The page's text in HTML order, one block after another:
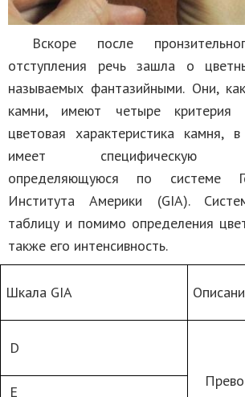
Вскоре после
отступления речь зашла о
называемых фантазийными. Они,
камни, имеют четыре критерия
цветовая характеристика камня,
имеет специфическую
определяющуюся по системе
Института Америки (GIA).
таблицу и помимо определения
также его интенсивность.
Шкала GIA
D
E